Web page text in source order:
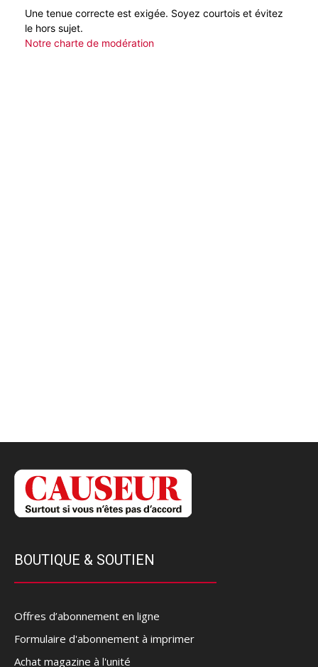
Une tenue correcte est exigée. Soyez courtois et évitez
le hors sujet.
Notre charte de modération
BOUTIQUE & SOUTIEN
Offres d’abonnement en ligne
Formulaire d'abonnement à imprimer
Achat magazine à l'unité